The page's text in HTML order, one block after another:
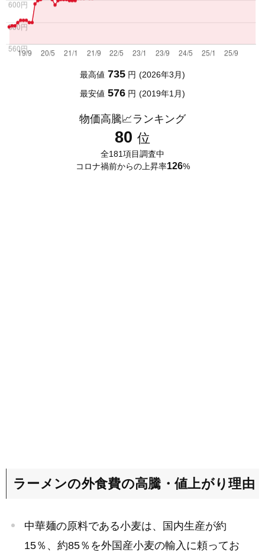
最高値 735
2026年3月
最安値 576 2019年1月
物価高騰📈ランキング
80
全181項目調査中
コロナ禍前からの上昇率126%
ラーメンの外食費の高騰・値上がり理由
中華麺の原料である小麦は、国内生産が約
15％、約85％を外国産小麦の輸入に頼ってお